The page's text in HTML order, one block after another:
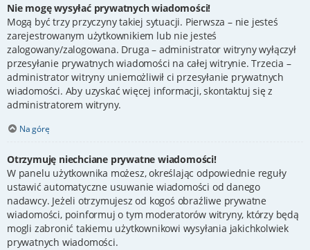
Nie mogę wysyłać prywatnych wiadomości!
Mogą być trzy przyczyny takiej sytuacji. Pierwsza – nie jesteś
zarejestrowanym użytkownikiem lub nie jesteś
zalogowany/zalogowana. Druga – administrator witryny wyłączył
przesyłanie prywatnych wiadomości na całej witrynie. Trzecia –
administrator witryny uniemożliwił ci przesyłanie prywatnych
wiadomości. Aby uzyskać więcej informacji, skontaktuj się z
administratorem witryny.
Na górę
Otrzymuję niechciane prywatne wiadomości!
W panelu użytkownika możesz, określając odpowiednie reguły
ustawić automatyczne usuwanie wiadomości od danego
nadawcy. Jeżeli otrzymujesz od kogoś obraźliwe prywatne
wiadomości, poinformuj o tym moderatorów witryny, którzy będą
mogli zabronić takiemu użytkownikowi wysyłania jakichkolwiek
prywatnych wiadomości.